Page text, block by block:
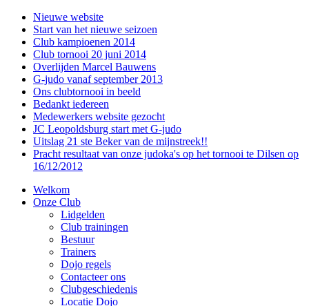
Nieuwe website
Start van het nieuwe seizoen
Club kampioenen 2014
Club tornooi 20 juni 2014
Overlijden Marcel Bauwens
G-judo vanaf september 2013
Ons clubtornooi in beeld
Bedankt iedereen
Medewerkers website gezocht
JC Leopoldsburg start met G-judo
Uitslag 21 ste Beker van de mijnstreek!!
Pracht resultaat van onze judoka's op het tornooi te Dilsen op
16/12/2012
Welkom
Onze Club
Lidgelden
Club trainingen
Bestuur
Trainers
Dojo regels
Contacteer ons
Clubgeschiedenis
Locatie Dojo